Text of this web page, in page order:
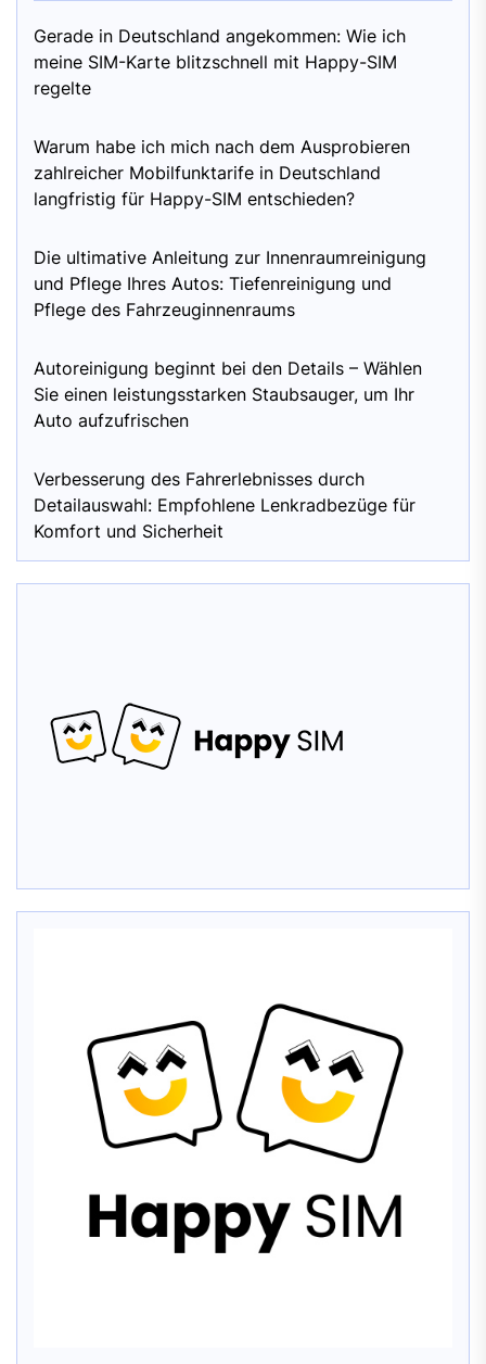
Gerade in Deutschland angekommen: Wie ich
meine SIM-Karte blitzschnell mit Happy-SIM
regelte
Warum habe ich mich nach dem Ausprobieren
zahlreicher Mobilfunktarife in Deutschland
langfristig für Happy-SIM entschieden?
Die ultimative Anleitung zur Innenraumreinigung
und Pflege Ihres Autos: Tiefenreinigung und
Pflege des Fahrzeuginnenraums
Autoreinigung beginnt bei den Details – Wählen
Sie einen leistungsstarken Staubsauger, um Ihr
Auto aufzufrischen
Verbesserung des Fahrerlebnisses durch
Detailauswahl: Empfohlene Lenkradbezüge für
Komfort und Sicherheit